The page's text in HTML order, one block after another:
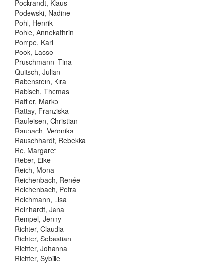
Pockrandt, Klaus
Podewski, Nadine
Pohl, Henrik
Pohle, Annekathrin
Pompe, Karl
Pook, Lasse
Pruschmann, Tina
Quitsch, Julian
Rabenstein, Kira
Rabisch, Thomas
Raffler, Marko
Rattay, Franziska
Raufeisen, Christian
Raupach, Veronika
Rauschhardt, Rebekka
Re, Margaret
Reber, Elke
Reich, Mona
Reichenbach, Renée
Reichenbach, Petra
Reichmann, Lisa
Reinhardt, Jana
Rempel, Jenny
Richter, Claudia
Richter, Sebastian
Richter, Johanna
Richter, Sybille